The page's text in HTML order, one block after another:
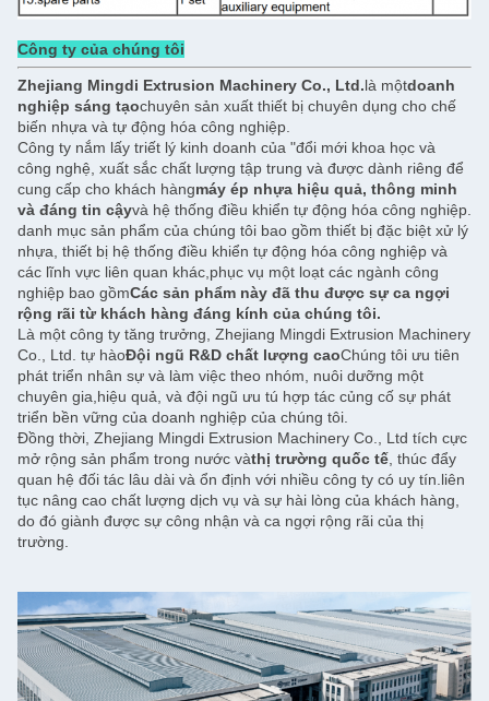
Công ty của chúng tôi
Zhejiang Mingdi Extrusion Machinery Co., Ltd.là mộtdoanh
nghiệp sáng tạochuyên sản xuất thiết bị chuyên dụng cho chế
biến nhựa và tự động hóa công nghiệp.
Công ty nắm lấy triết lý kinh doanh của "đổi mới khoa học và
công nghệ, xuất sắc chất lượng tập trung và được dành riêng để
cung cấp cho khách hàngmáy ép nhựa hiệu quả, thông minh
và đáng tin cậyvà hệ thống điều khiển tự động hóa công nghiệp.
danh mục sản phẩm của chúng tôi bao gồm thiết bị đặc biệt xử lý
nhựa, thiết bị hệ thống điều khiển tự động hóa công nghiệp và
các lĩnh vực liên quan khác,phục vụ một loạt các ngành công
nghiệp bao gồmCác sản phẩm này đã thu được sự ca ngợi
rộng rãi từ khách hàng đáng kính của chúng tôi.
Là một công ty tăng trưởng, Zhejiang Mingdi Extrusion Machinery
Co., Ltd. tự hàoĐội ngũ R&D chất lượng caoChúng tôi ưu tiên
phát triển nhân sự và làm việc theo nhóm, nuôi dưỡng một
chuyên gia,hiệu quả, và đội ngũ ưu tú hợp tác củng cố sự phát
triển bền vững của doanh nghiệp của chúng tôi.
Đồng thời, Zhejiang Mingdi Extrusion Machinery Co., Ltd tích cực
mở rộng sản phẩm trong nước vàthị trường quốc tế , thúc đẩy
quan hệ đối tác lâu dài và ổn định với nhiều công ty có uy tín.liên
tục nâng cao chất lượng dịch vụ và sự hài lòng của khách hàng,
do đó giành được sự công nhận và ca ngợi rộng rãi của thị
trường.